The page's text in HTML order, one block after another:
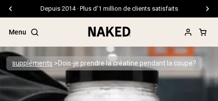
Livraison gratuite pour les commandes de 99 $ et plus
Menu
suppléments Dois-je prendre la créatine pendant la coupe?